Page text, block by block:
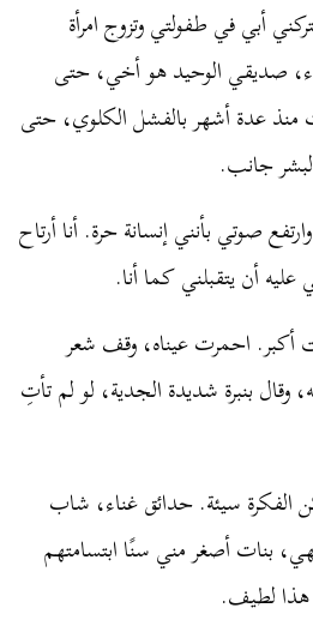
أبي في طفولتي وتزوج امرأة
صديقي الوحيد هو أخي، حتى
عدة أشهر بالفشل الكلوي، حتى
جانب.
صوتي بأنني إنسانة حرة. أنا أرتاح
أن يتقبلني كما أنا.
أكبر. احمرت عيناه، وقف شعر
وقال بنبرة شديدة الجدية، لو لم تأتِ
الفكرة سيئة. حدائق غناء، شاب
بنات أصغر مني سنًا ابتسامتهم
هذا لطيف.